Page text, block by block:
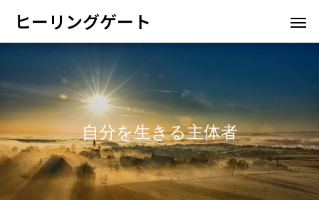
ヒーリングゲート
自分を生きる主体者